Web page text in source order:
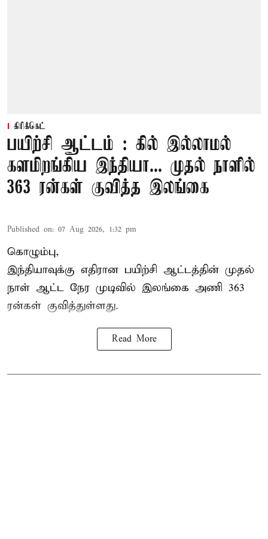
கிரிக்கெட்
பயிற்சி ஆட்டம் : கில் இல்லாமல்
களமிறங்கிய இந்தியா... முதல் நாளில்
363 ரன்கள் குவித்த இலங்கை
Published on: 07 Aug 2026, 1:32 pm
கொழும்பு,
இந்தியாவுக்கு எதிரான பயிற்சி ஆட்டத்தின் முதல்
நாள் ஆட்ட நேர முடிவில் இலங்கை அணி 363
ரன்கள் குவித்துள்ளது.
Read More